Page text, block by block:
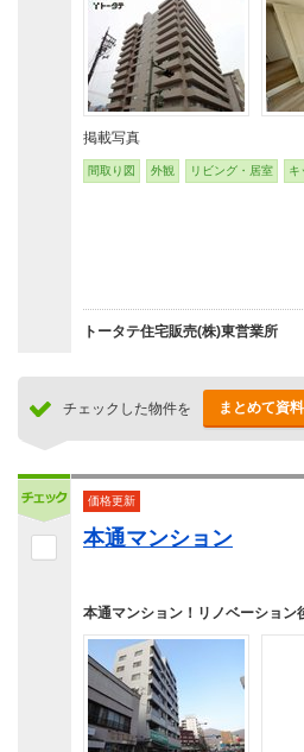
掲載写真
間取り図 外観 リビング・居室 キ
トータテ住宅販売(株)東営業所
チェックした物件を まとめて資
価格更新
本通マンション
本通マンション！リノベーショ